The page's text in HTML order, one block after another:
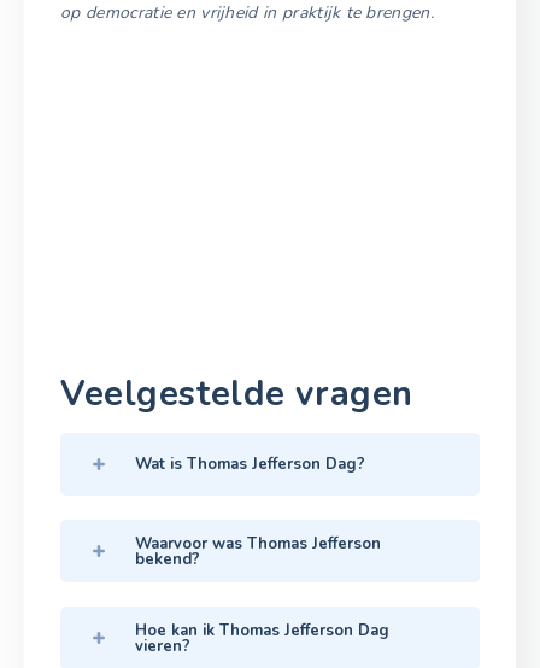
op democratie en vrijheid in praktijk te brengen.
Veelgestelde vragen
Wat is Thomas Jefferson Dag?
Waarvoor was Thomas Jefferson
bekend?
Hoe kan ik Thomas Jefferson Dag
vieren?